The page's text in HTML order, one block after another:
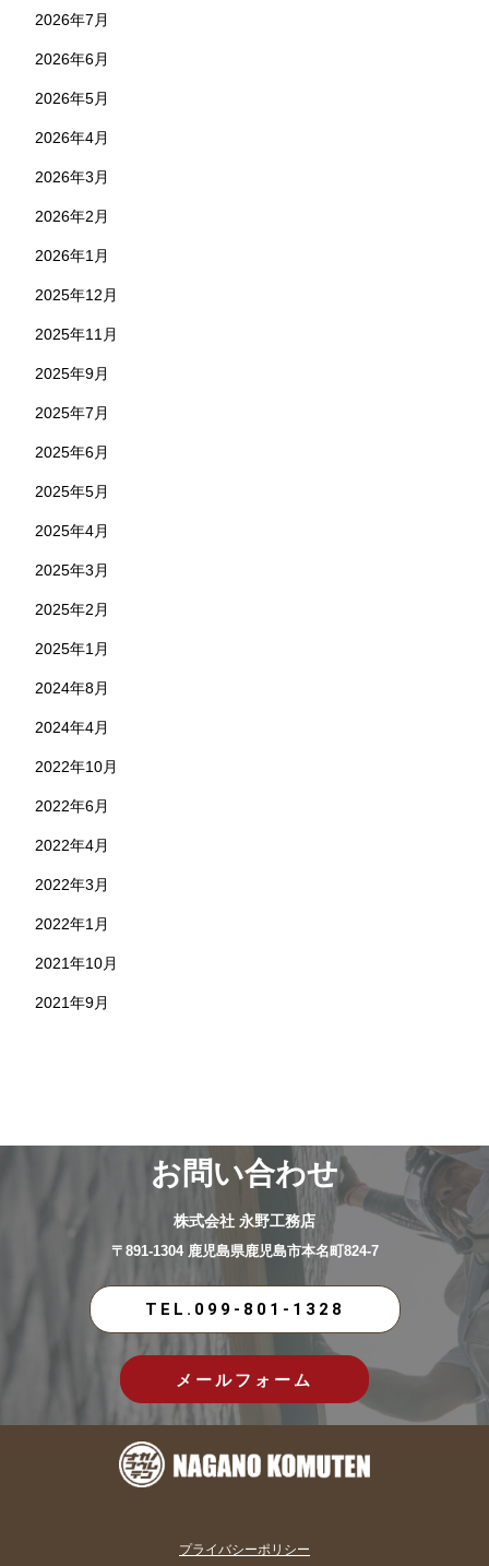
2026年7月
2026年6月
2026年5月
2026年4月
2026年3月
2026年2月
2026年1月
2025年12月
2025年11月
2025年9月
2025年7月
2025年6月
2025年5月
2025年4月
2025年3月
2025年2月
2025年1月
2024年8月
2024年4月
2022年10月
2022年6月
2022年4月
2022年3月
2022年1月
2021年10月
2021年9月
お問い合わせ
株式会社 永野工務店
〒891-1304 鹿児島県鹿児島市本名町824-7
TEL.099-801-1328
メールフォーム
プライバシーポリシー